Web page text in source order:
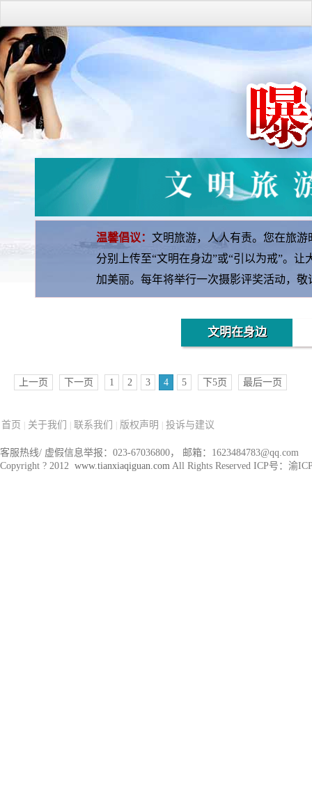
温馨倡议： 文明旅游，人人有责。您在旅
分别上传至“文明在身边”或“引以为戒”。
加美丽。每年将举行一次摄影评奖活动，敬
文明在身边
上一页 下一页 1 2 3 4 5 下5页 最后一页
首页 关于我们 联系我们 版权声明 投诉与建议
客服热线/ 虚假信息举报：023-67036800， 邮箱：1623484783@qq.com
Copyright ? 2012 www.tianxiaqiguan.com All Rights Reserved ICP号：渝